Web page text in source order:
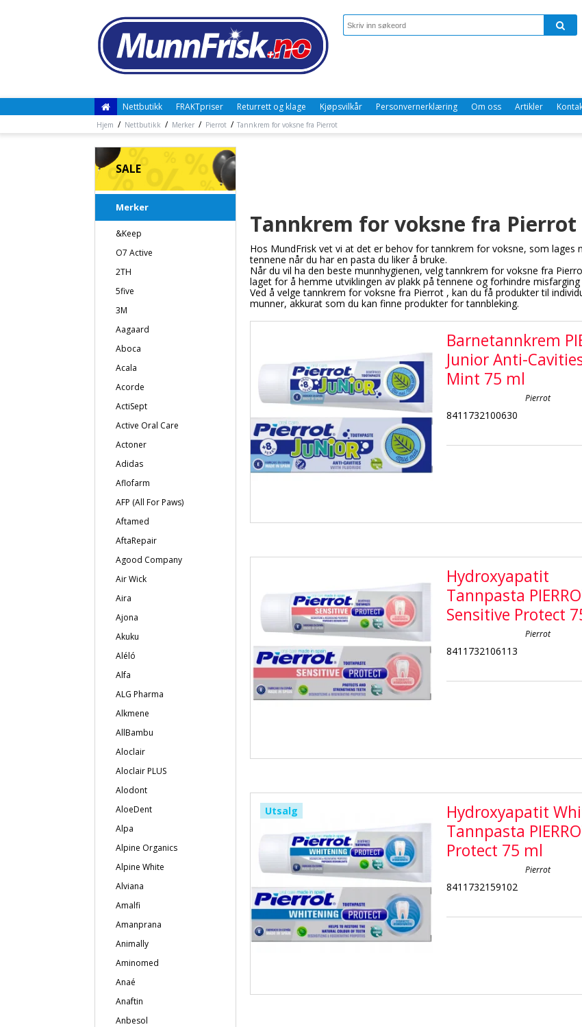
Nettbutikk FRAKTpriser Returrett og klage Kjøpsvilkår Personvernerklæring Om oss Artikler
Hjem / Nettbutikk / Merker / Pierrot / Tannkrem for voksne fra Pierrot
SALE
Merker
&Keep
O7 Active
2TH
5five
3M
Aagaard
Aboca
Acala
Acorde
ActiSept
Active Oral Care
Actoner
Adidas
Aflofarm
AFP (All For Paws)
Aftamed
AftaRepair
Agood Company
Air Wick
Aira
Ajona
Akuku
Aléló
Alfa
ALG Pharma
Alkmene
AllBambu
Aloclair
Aloclair PLUS
Alodont
AloeDent
Alpa
Alpine Organics
Alpine White
Alviana
Amalfi
Amanprana
Animally
Aminomed
Anaé
Anaftin
Anbesol
Tannkrem for voksne fra Pierrot
Hos MundFrisk vet vi at det er behov for tannkrem for voksne, som lages
tennene når du har en pasta du liker å bruke.
Når du vil ha den beste munnhygienen, velg tannkrem for voksne fra
laget for å hemme utviklingen av plakk på tennene og forhindre misfarging
Ved å velge tannkrem for voksne fra Pierrot , kan du få produkter til
munner, akkurat som du kan finne produkter for tannbleking.
Barnetannkrem
Junior Anti-
Mint 75 ml
Pierrot
8411732100630
Hydroxyapatit
Tannpasta
Sensitive Protect
Pierrot
8411732106113
Utsalg
Hydroxyapatit
Tannpasta
Protect 75 ml
Pierrot
8411732159102